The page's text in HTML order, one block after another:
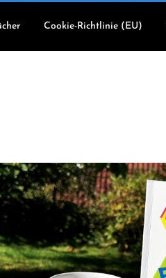
Cookie-Richtlinie (EU)